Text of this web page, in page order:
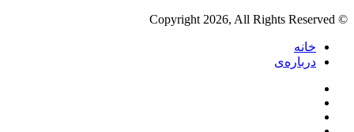
© Copyright 2026, All Rights Reserved
خانه
درباره‌ی